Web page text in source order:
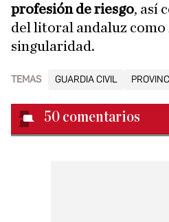
profesión de riesgo, así
del litoral andaluz como
singularidad.
TEMAS GUARDIA CIVIL
50 comentarios